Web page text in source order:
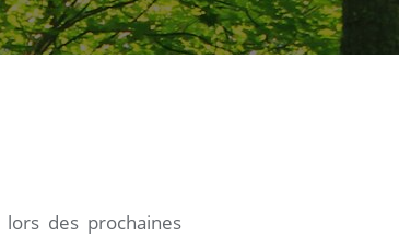
lors des prochaines